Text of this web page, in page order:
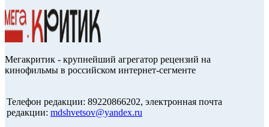
Мегакритик - крупнейший агрегатор рецензий на
кинофильмы в российском интернет-сегменте
Телефон редакции: 89220866202, электронная почта
редакции: mdshvetsov@yandex.ru